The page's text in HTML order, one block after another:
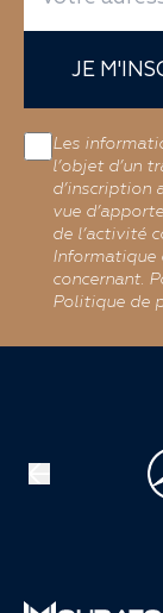
JE
Les
l’objet d’un
d’inscription
vue
de l’activité
Informatique
concernant.
Politique de